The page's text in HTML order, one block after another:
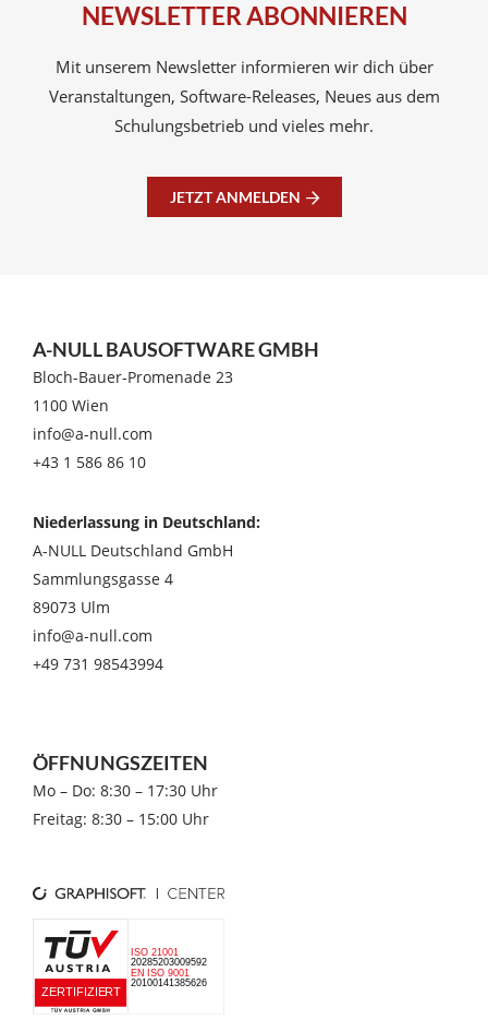
NEWSLETTER ABONNIEREN
Mit unserem Newsletter informieren wir dich über
Veranstaltungen, Software-Releases, Neues aus dem
Schulungsbetrieb und vieles mehr.
JETZT ANMELDEN
A-NULL BAUSOFTWARE GMBH
Bloch-Bauer-Promenade 23
1100 Wien
info@a-null.com
+43 1 586 86 10
Niederlassung in Deutschland:
A-NULL Deutschland GmbH
Sammlungsgasse 4
89073 Ulm
info@a-null.com
+49 731 98543994
ÖFFNUNGSZEITEN
Mo – Do: 8:30 – 17:30 Uhr
Freitag: 8:30 – 15:00 Uhr